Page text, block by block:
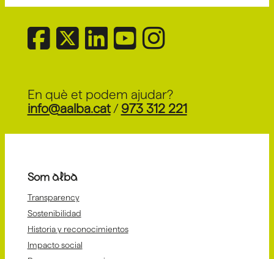
En què et podem ajudar?
info@aalba.cat/ 973 312 221
Som alba
Transparency
Sostenibilidad
Historia y reconocimientos
Impacto social